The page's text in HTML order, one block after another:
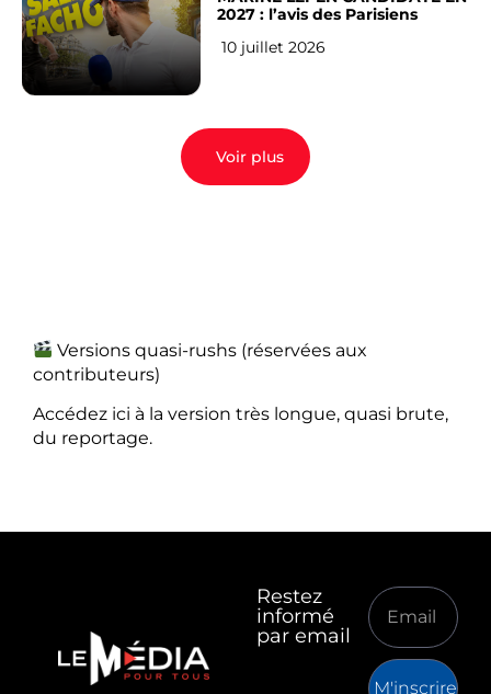
2027 : l’avis des Parisiens
10 juillet 2026
Voir plus
Versions quasi-rushs (réservées aux
contributeurs)
Accédez ici à la version très longue, quasi brute,
du reportage.
Restez
informé
par email
M'inscrire